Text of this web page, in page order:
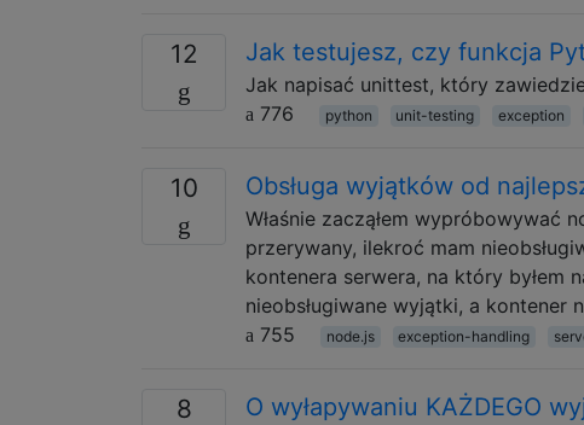
12 Jak testujesz, czy funkcja
Jak napisać unittest, który
776
python unit-testing exception
10 Obsługa wyjątków od
Właśnie zacząłem wypróbowywać
przerywany, ilekroć mam
kontenera serwera, na który byłem
nieobsługiwane wyjątki, a kontener
755
node.js exception-handling
8 O wyłapywaniu KAŻDEGO